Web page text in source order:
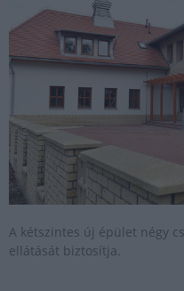
A kétszintes új épület négy
ellátását biztosítja.